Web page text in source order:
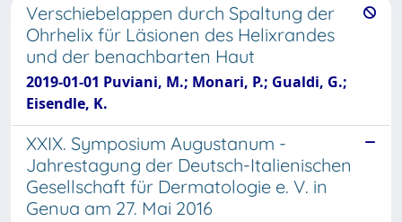
Verschiebelappen durch Spaltung der
Ohrhelix für Läsionen des Helixrandes
und der benachbarten Haut
2019-01-01 Puviani, M.; Monari, P.; Gualdi, G.;
Eisendle, K.
XXIX. Symposium Augustanum -
Jahrestagung der Deutsch-Italienischen
Gesellschaft für Dermatologie e. V. in
Genua am 27. Mai 2016